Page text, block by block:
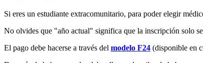
Si eres un estudiante extracomunitario, para poder elegir
No olvides que "año actual" significa que la inscripción solo
El pago debe hacerse a través del modelo F24 (disponible en